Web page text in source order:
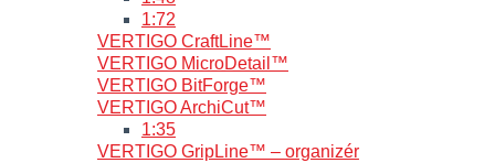
1:72
VERTIGO CraftLine™
VERTIGO MicroDetail™
VERTIGO BitForge™
VERTIGO ArchiCut™
1:35
VERTIGO GripLine™ – organizér